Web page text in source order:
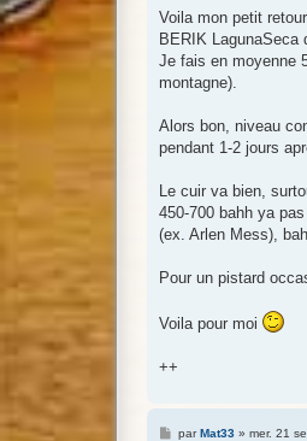
g
Voila mon petit
BERIK LagunaSeca
Je fais en moyenne
montagne).
Alors bon, niveau
pendant 1-2 jours
Le cuir va bien,
450-700 bahh ya
(ex. Arlen Mess),
Pour un pistard
Voila pour moi
++
MparMat33» mer. 21